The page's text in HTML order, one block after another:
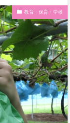
教育・保育・学校